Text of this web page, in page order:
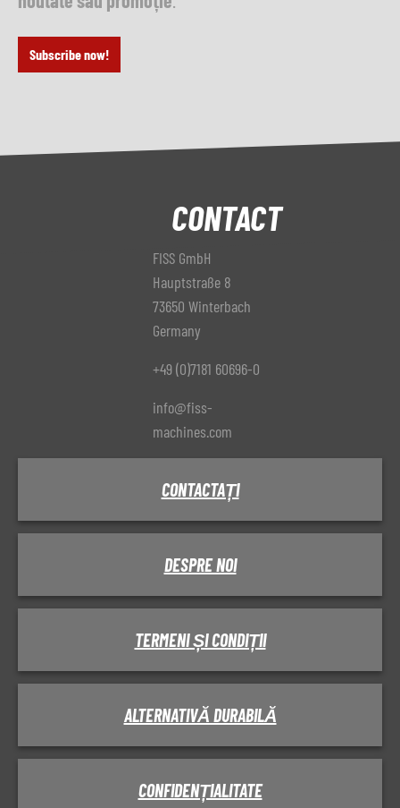
Subscribe now!
CONTACT
FISS GmbH
Hauptstraße 8
73650 Winterbach
Germany
+49 (0)7181 60696-0
info@fiss-
machines.com
CONTACTAȚI
DESPRE NOI
TERMENI ȘI CONDIȚII
ALTERNATIVĂ DURABILĂ
CONFIDENȚIALITATE